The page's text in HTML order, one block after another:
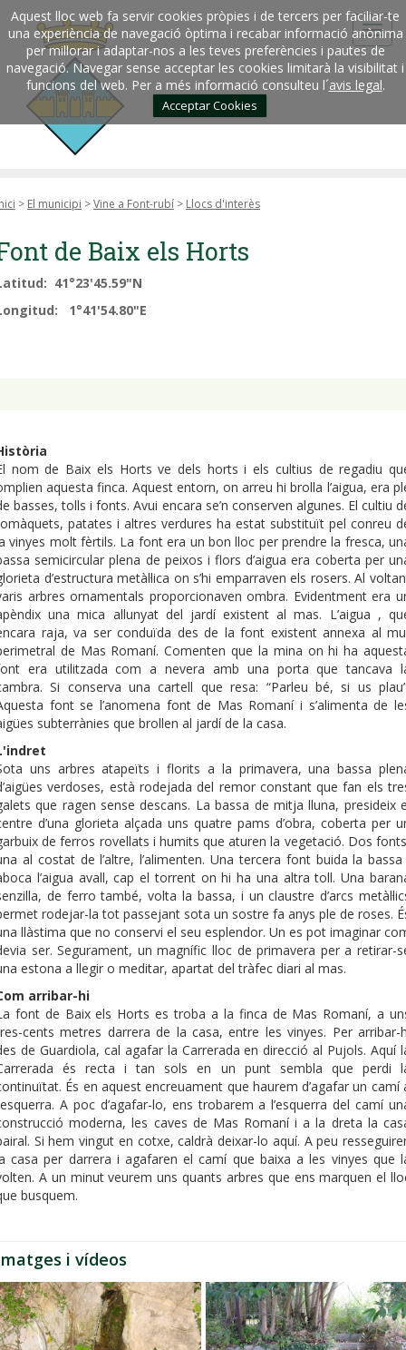
Aquest lloc web fa servir cookies pròpies i de tercers per faciliar-te
una experiència de navegació òptima i recabar informació anònima
per millorar i adaptar-nos a les teves preferències i pautes de
navegació. Navegar sense acceptar les cookies limitarà la visibilitat i
funcions del web. Per a més informació consulteu l´avis legal.
Acceptar Cookies
> El municipi >Vine a Font-rubí > Llocs d'interès
de Baix els Horts
41°23'45.59"N
1°41'54.80"E
nom de Baix els Horts ve dels horts i els cultius de regadiu
aquesta finca. Aquest entorn, on arreu hi brolla l’aigua, era
basses, tolls i fonts. Avui encara se’n conserven algunes. El cultiu
patates i altres verdures ha estat substituït pel conreu
vinyes molt fèrtils. La font era un bon lloc per prendre la fresca,
semicircular plena de peixos i flors d’aigua era coberta per
d’estructura metàl·lica on s’hi emparraven els rosers. Al
arbres ornamentals proporcionaven ombra. Evidentment era
una mica allunyat del jardí existent al mas. L’aigua ,
raja, va ser conduïda des de la font existent annexa al
de Mas Romaní. Comenten que la mina on hi ha
era utilitzada com a nevera amb una porta que tancava
Si conserva una cartell que resa: “Parleu bé, si us
font se l’anomena font de Mas Romaní i s’alimenta de
subterrànies que brollen al jardí de la casa.
uns arbres atapeïts i florits a la primavera, una bassa
verdoses, està rodejada del remor constant que fan els
que ragen sense descans. La bassa de mitja lluna, presideix
d’una glorieta alçada uns quatre pams d’obra, coberta per
de ferros rovellats i humits que aturen la vegetació. Dos
al costat de l’altre, l’alimenten. Una tercera font buida la
l’aigua avall, cap el torrent on hi ha una altra toll. Una
de ferro també, volta la bassa, i un claustre d’arcs
rodejar-la tot passejant sota un sostre fa anys ple de roses.
llàstima que no conservi el seu esplendor. Un es pot imaginar
ser. Segurament, un magnífic lloc de primavera per a retirar-
estona a llegir o meditar, apartat del tràfec diari al mas.
arribar-hi
font de Baix els Horts es troba a la finca de Mas Romaní, a
cents metres darrera de la casa, entre les vinyes. Per arribar-
de Guardiola, cal agafar la Carrerada en direcció al Pujols. Aquí
és recta i tan sols en un punt sembla que perdi
És en aquest encreuament que haurem d’agafar un camí
A poc d’agafar-lo, ens trobarem a l’esquerra del camí
moderna, les caves de Mas Romaní i a la dreta la
Si hem vingut en cotxe, caldrà deixar-lo aquí. A peu
casa per darrera i agafaren el camí que baixa a les vinyes que
A un minut veurem uns quants arbres que ens marquen el
busquem.
i vídeos